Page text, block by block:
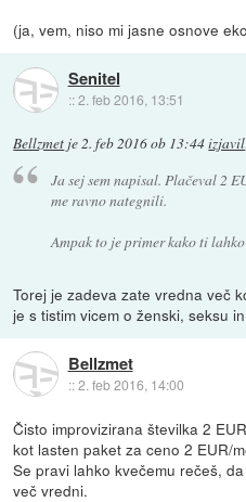
(ja, vem, niso mi jasne osnove
Senitel
::2. feb 2016, 13:51
Bellzmet je2. feb 2016 ob 13:44izjavil
Ja sej sem napisal. Plačeval 2
me ravno nategnili.
Ampak to je primer kako ti
Torej je zadeva zate vredna več
je s tistim vicem o ženski, seksu
Bellzmet
::2. feb 2016, 14:00
Čisto improvizirana številka 2
kot lasten paket za ceno 2 EUR/
Se pravi lahko kvečemu rečeš,
več vredni.